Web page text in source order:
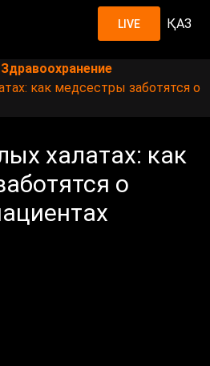
LIVE ҚАЗ
Здравоохранение
как медсестры заботятся о
халатах: как
о